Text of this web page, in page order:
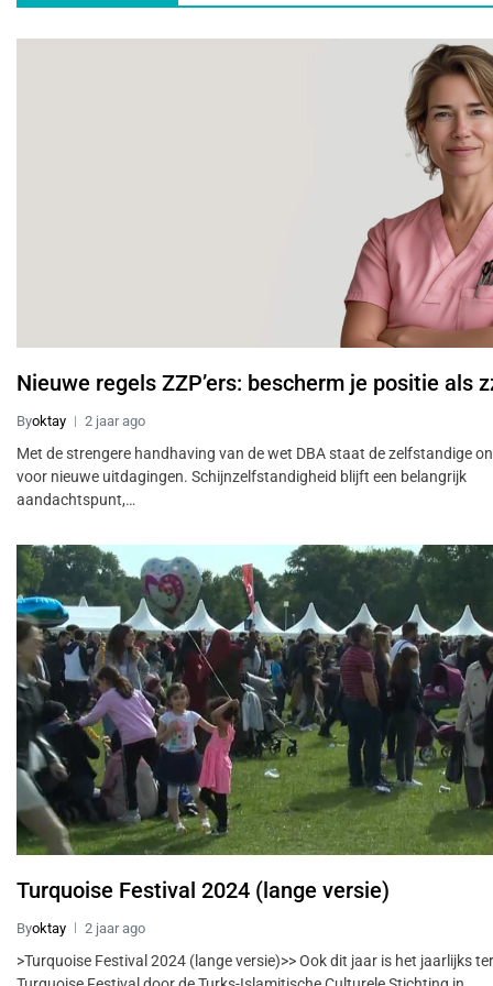
Nieuwe regels ZZP’ers: bescherm je positie als
Byoktay 2 jaar ago
Met de strengere handhaving van de wet DBA staat de zelfstandige
voor nieuwe uitdagingen. Schijnzelfstandigheid blijft een belangrijk
aandachtspunt,…
Turquoise Festival 2024 (lange versie)
Byoktay 2 jaar ago
>Turquoise Festival 2024 (lange versie)>> Ook dit jaar is het jaarlijks